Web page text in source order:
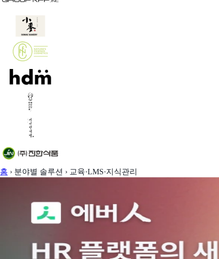
홈 › 분야별 솔루션 › 교육·LMS·지식관리